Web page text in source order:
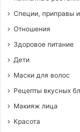
Специи, приправы
Отношения
Здоровое питание
Дети
Маски для волос
Рецепты вкусных
Макияж лица
Красота